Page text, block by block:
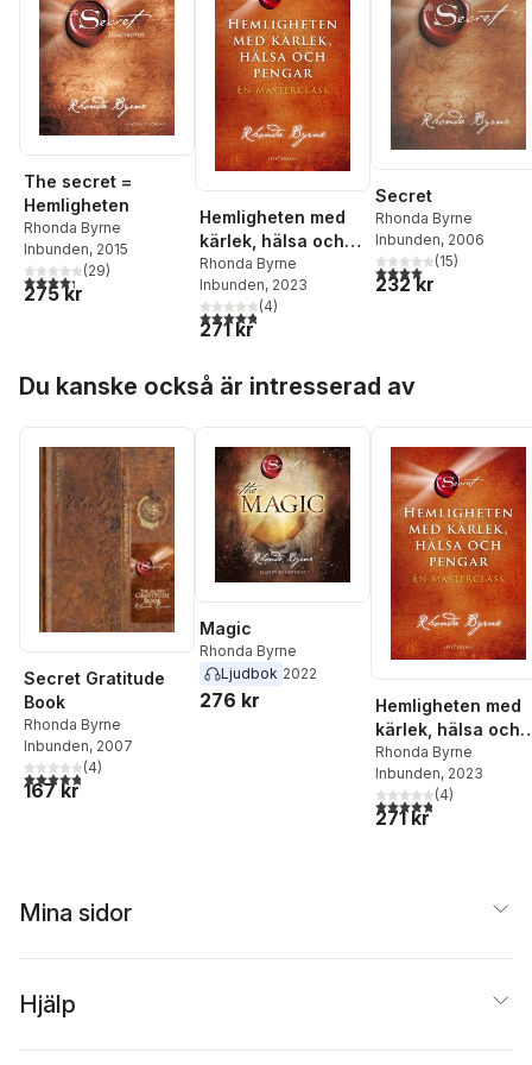
The secret =
Hemligheten
Rhonda Byrne
Inbunden, 2015
4,3utav 5 stjärnor. Totalt antal röster:
(29)
275 kr
Hemligheten med
kärlek, hälsa och
pengar : en
masterclass
Rhonda Byrne
Inbunden, 2023
4,8utav 5 stjärnor. Totalt antal röster:
(4)
271 kr
Secret
Rhonda Byrne
Inbunden, 2006
4,0utav 5 stjärnor.
(15)
232 kr
Du kanske också är intresserad av
Secret Gratitude
Book
Rhonda Byrne
Inbunden, 2007
4,8utav 5 stjärnor. Totalt antal röster:
(4)
167 kr
Magic
Rhonda Byrne
Ljudbok 2022
276 kr
Hemligheten med
kärlek, hälsa och
pengar : en
masterclass
Rhonda Byrne
Inbunden, 2023
4,8utav 5 stjärnor.
(4)
271 kr
Mina sidor
Hjälp